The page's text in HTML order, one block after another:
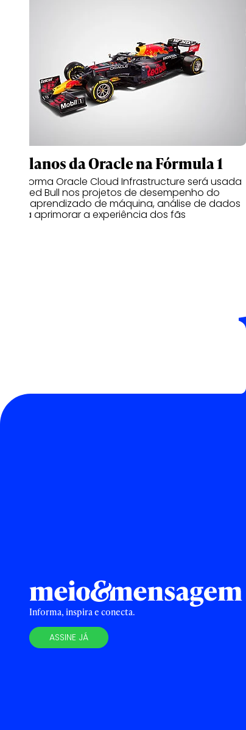
Os planos da Oracle na Fórmula 1
Plataforma Oracle Cloud Infrastructure será usada
pela Red Bull nos projetos de desempenho do
carro, aprendizado de máquina, análise de dados
e para aprimorar a experiência dos fãs
Informa, inspira e conecta.
ASSINE JÁ